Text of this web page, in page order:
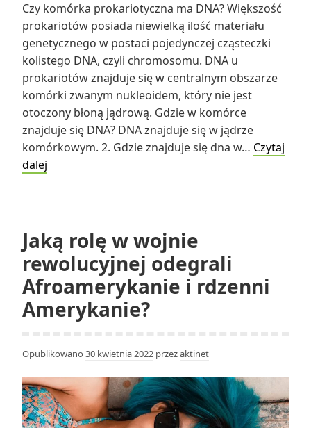
Czy komórka prokariotyczna ma DNA? Większość
prokariotów posiada niewielką ilość materiału
genetycznego w postaci pojedynczej cząsteczki
kolistego DNA, czyli chromosomu. DNA u
prokariotów znajduje się w centralnym obszarze
komórki zwanym nukleoidem, który nie jest
otoczony błoną jądrową. Gdzie w komórce
znajduje się DNA? DNA znajduje się w jądrze
komórkowym. 2. Gdzie znajduje się dna w… Czytaj
dalej
DNA?
Jaką rolę w wojnie
rewolucyjnej odegrali
Afroamerykanie i rdzenni
Amerykanie?
Opublikowano 30 kwietnia 2022 przezaktinet